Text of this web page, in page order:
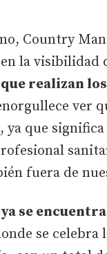
Country
la visibilidad
realizan
ver
que significa
fuera de
se
se celebra